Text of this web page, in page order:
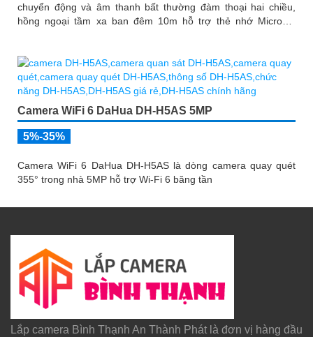
chuyển động và âm thanh bất thường đàm thoại hai chiều,
hồng ngoại tầm xa ban đêm 10m hỗ trợ thẻ nhớ MicroSD
Camera WiFi 6 DaHua DH-H5AS 5MP
5%-35%
Camera WiFi 6 DaHua DH-H5AS là dòng camera quay quét
355° trong nhà 5MP hỗ trợ Wi-Fi 6 băng tần
Lắp camera Bình Thạnh An Thành Phát là đơn vị hàng đầu